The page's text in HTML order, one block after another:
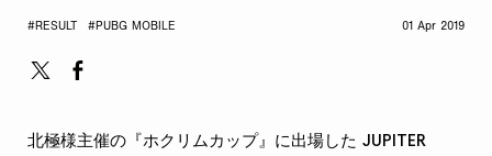
#RESULT #PUBG MOBILE 01 Apr 2019
北極様主催の『ホクリムカップ』に出場した JUPITER